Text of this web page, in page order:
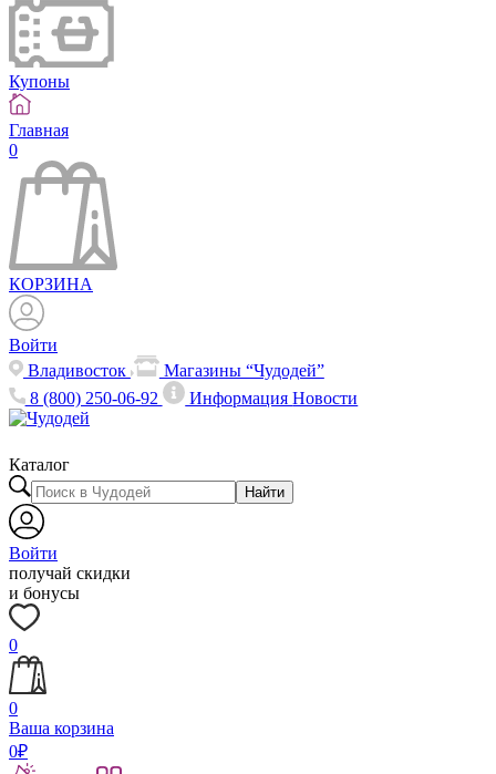
Купоны
Главная
0
КОРЗИНА
Войти
Владивосток
Магазины “Чудодей”
8 (800) 250-06-92
ИнформацияНовости
Каталог
Найти
Войти
получай скидки
и бонусы
0
0
Ваша корзина
0₽